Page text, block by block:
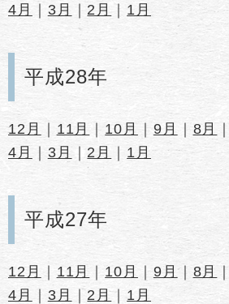
4月
｜ 3月 ｜ 2月 ｜ 1月
平成28年
12月 ｜ 11月 ｜ 10月 ｜ 9月 ｜ 8月 ｜
4月
｜ 3月 ｜ 2月 ｜ 1月
平成27年
12月 ｜ 11月 ｜10月 ｜ 9月 ｜ 8月
4月
｜ 3月 ｜ 2月 ｜ 1月